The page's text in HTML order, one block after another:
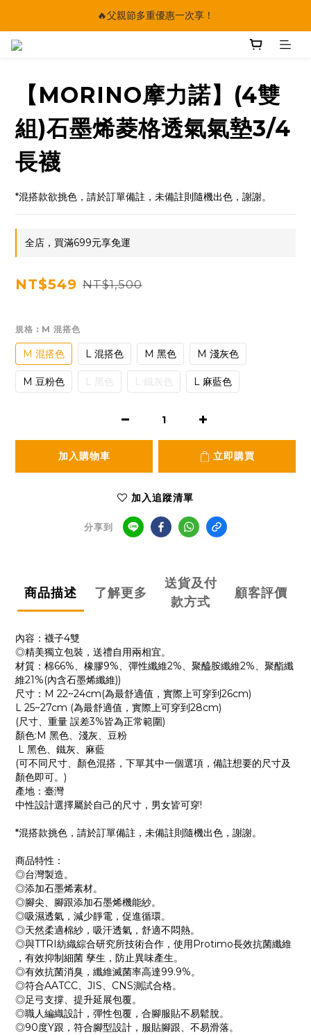
🔥父親節多重優惠一次享！
🔥父親節多重優惠一次享！
🔥父親節多重優惠一次享！
【MORINO摩力諾】(4雙
組)石墨烯菱格透氣氣墊3/4
長襪
*混搭款欲挑色，請於訂單備註，未備註則隨機出色，謝謝。
全店，買滿699元享免運
NT$549 NT$1,500
規格 : M 混搭色
M 混搭色 L 混搭色 M 黑色 M 淺灰色
M 豆粉色 L 黑色 L 鐵灰色 L 麻藍色
加入購物車 立即購買
加入追蹤清單
分享到
商品描述 了解更多
送貨及付
款方式
顧客評價
內容：襪子4雙
◎精美獨立包裝，送禮自用兩相宜。
材質：棉66%、橡膠9%、彈性纖維2%、聚醯胺纖維2%、聚酯纖
維21%(內含石墨烯纖維))
尺寸：M 22~24cm(為最舒適值，實際上可穿到26cm)
L 25~27cm (為最舒適值，實際上可穿到28cm)
(尺寸、重量 誤差3%皆為正常範圍)
顏色:M 黑色、淺灰、豆粉
L 黑色、鐵灰、麻藍
(可不同尺寸、顏色混搭，下單其中一個選項，備註想要的尺寸及
顏色即可。)
產地：臺灣
中性設計選擇屬於自己的尺寸，男女皆可穿!
*混搭款挑色，請於訂單備註，未備註則隨機出色，謝謝。
商品特性：
◎台灣製造。
◎添加石墨烯素材。
◎腳尖、腳跟添加石墨烯機能紗。
◎吸濕透氣，減少靜電，促進循環。
◎天然柔適棉紗，吸汗透氣，舒適不悶熱。
◎與TTRI紡織綜合研究所技術合作，使用Protimo長效抗菌纖維
，有效抑制細菌 孳生，防止異味產生。
◎有效抗菌消臭，纖維滅菌率高達99.9%。
◎符合AATCC、JIS、CNS測試合格。
◎足弓支撐、提升延展包覆。
◎職人編織設計，彈性包覆，合腳服貼不易鬆脫。
◎90度Y跟，符合腳型設計，服貼腳跟、不易滑落。